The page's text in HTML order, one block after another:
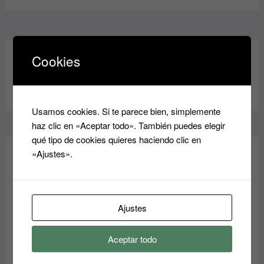
Cookies
Usamos cookies. Si te parece bien, simplemente
haz clic en «Aceptar todo». También puedes elegir
qué tipo de cookies quieres haciendo clic en
«Ajustes».
Ajustes
Aceptar todo